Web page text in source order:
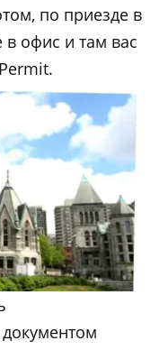
по приезде в
в офис и там вас